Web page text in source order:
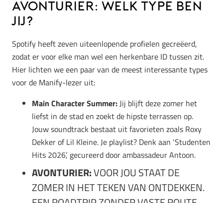
Avonturier: Welk type ben
jij?
Spotify heeft zeven uiteenlopende profielen gecreëerd,
zodat er voor elke man wel een herkenbare ID tussen zit.
Hier lichten we een paar van de meest interessante types
voor de Manify-lezer uit:
Main Character Summer:Jij blijft deze zomer het
liefst in de stad en zoekt de hipste terrassen op.
Jouw soundtrack bestaat uit favorieten zoals Roxy
Dekker of Lil Kleine. Je playlist? Denk aan ‘Studenten
Hits 2026’, gecureerd door ambassadeur Antoon.
AVONTURIER:VOOR JOU STAAT DE
ZOMER IN HET TEKEN VAN ONTDEKKEN.